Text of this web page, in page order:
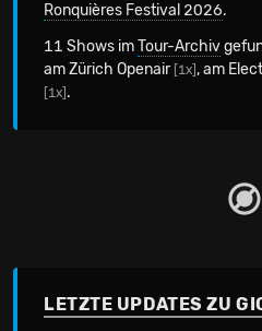
Ronquières Festival 2026.
11 Shows imTour-Archiv
am Zürich Openair [1x] , am
[1x] .
LETZTE UPDATES ZU